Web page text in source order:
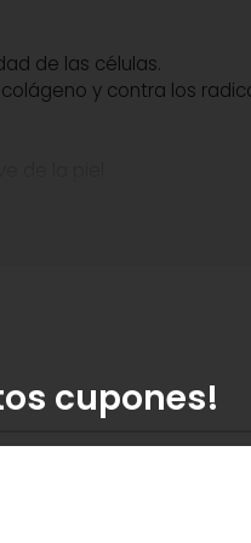
de las células.
y contra los
(Cera Alba),
Sodium
Acetate,
Sorghum Bicolor Leaf/
(Apple) Seed Extract,
Benzoate,
Sodium Acetate,
Cysteine,
cupones!